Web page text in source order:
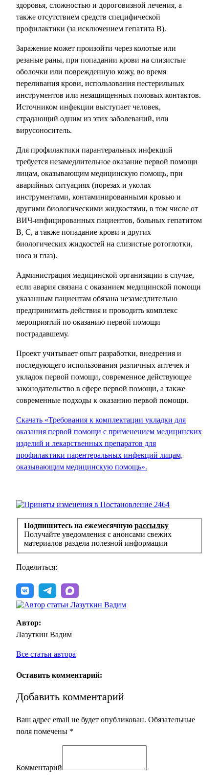
здоровья, сложностью и дороговизной лечения, а
также отсутствием средств специфической
профилактики (за исключением гепатита В).
Заражение может произойти через колотые или
резаные раны, при попадании крови на слизистые
оболочки или поврежденную кожу, во время
переливания крови, использования нестерильных
инструментов или незащищенных половых контактов.
Источником инфекции выступает человек,
страдающий одним из этих заболеваний, или
вирусоноситель.
Для профилактики парантеральных инфекций
требуется незамедлительное оказание первой помощи
лицам, оказывающим медицинскую помощь, при
аварийных ситуациях (порезах и уколах
инструментами, контаминированными кровью и
другими биологическими жидкостями, в том числе от
ВИЧ-инфицированных пациентов, больных гепатитом
B, C, а также попадание крови и других
биологических жидкостей на слизистые ротоглотки,
носа и глаз).
Администрация медицинской организации в случае,
если авария связана ‎с оказанием медицинской помощи
указанным пациентам обязана незамедлительно
предпринимать действия и проводить комплекс
мероприятий по оказанию первой помощи
пострадавшему.
Проект учитывает опыт разработки, внедрения ‎и
последующего использования различных аптечек и
укладок первой помощи, современное действующее
законодательство в сфере первой помощи, а также
современные подходы к оказанию первой помощи.
Скачать «Требования к комплектации укладки для
оказания первой помощи с применением медицинских
изделий и лекарственных препаратов для
профилактики парентеральных инфекций лицам,
оказывающим медицинскую помощь».
Подпишитесь на ежемесячную рассылку
Получайте уведомления с анонсами свежих
материалов раздела полезной информации
Поделиться:
Автор:
Лазуткин Вадим
Все статьи автора
Оставить комментарий:
Добавить комментарий
Ваш адрес email не будет опубликован. Обязательные
поля помечены *
Комментарий